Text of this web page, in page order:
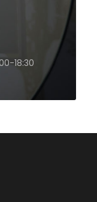
18:30